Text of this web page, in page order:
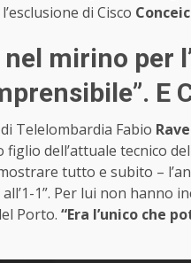
di Cisco
mirino per
E
Telelombardia Fabio
figlio dell’attuale tecnico del
tutto e subito –
1”. Per lui non hanno
Porto. “Era l’unico che